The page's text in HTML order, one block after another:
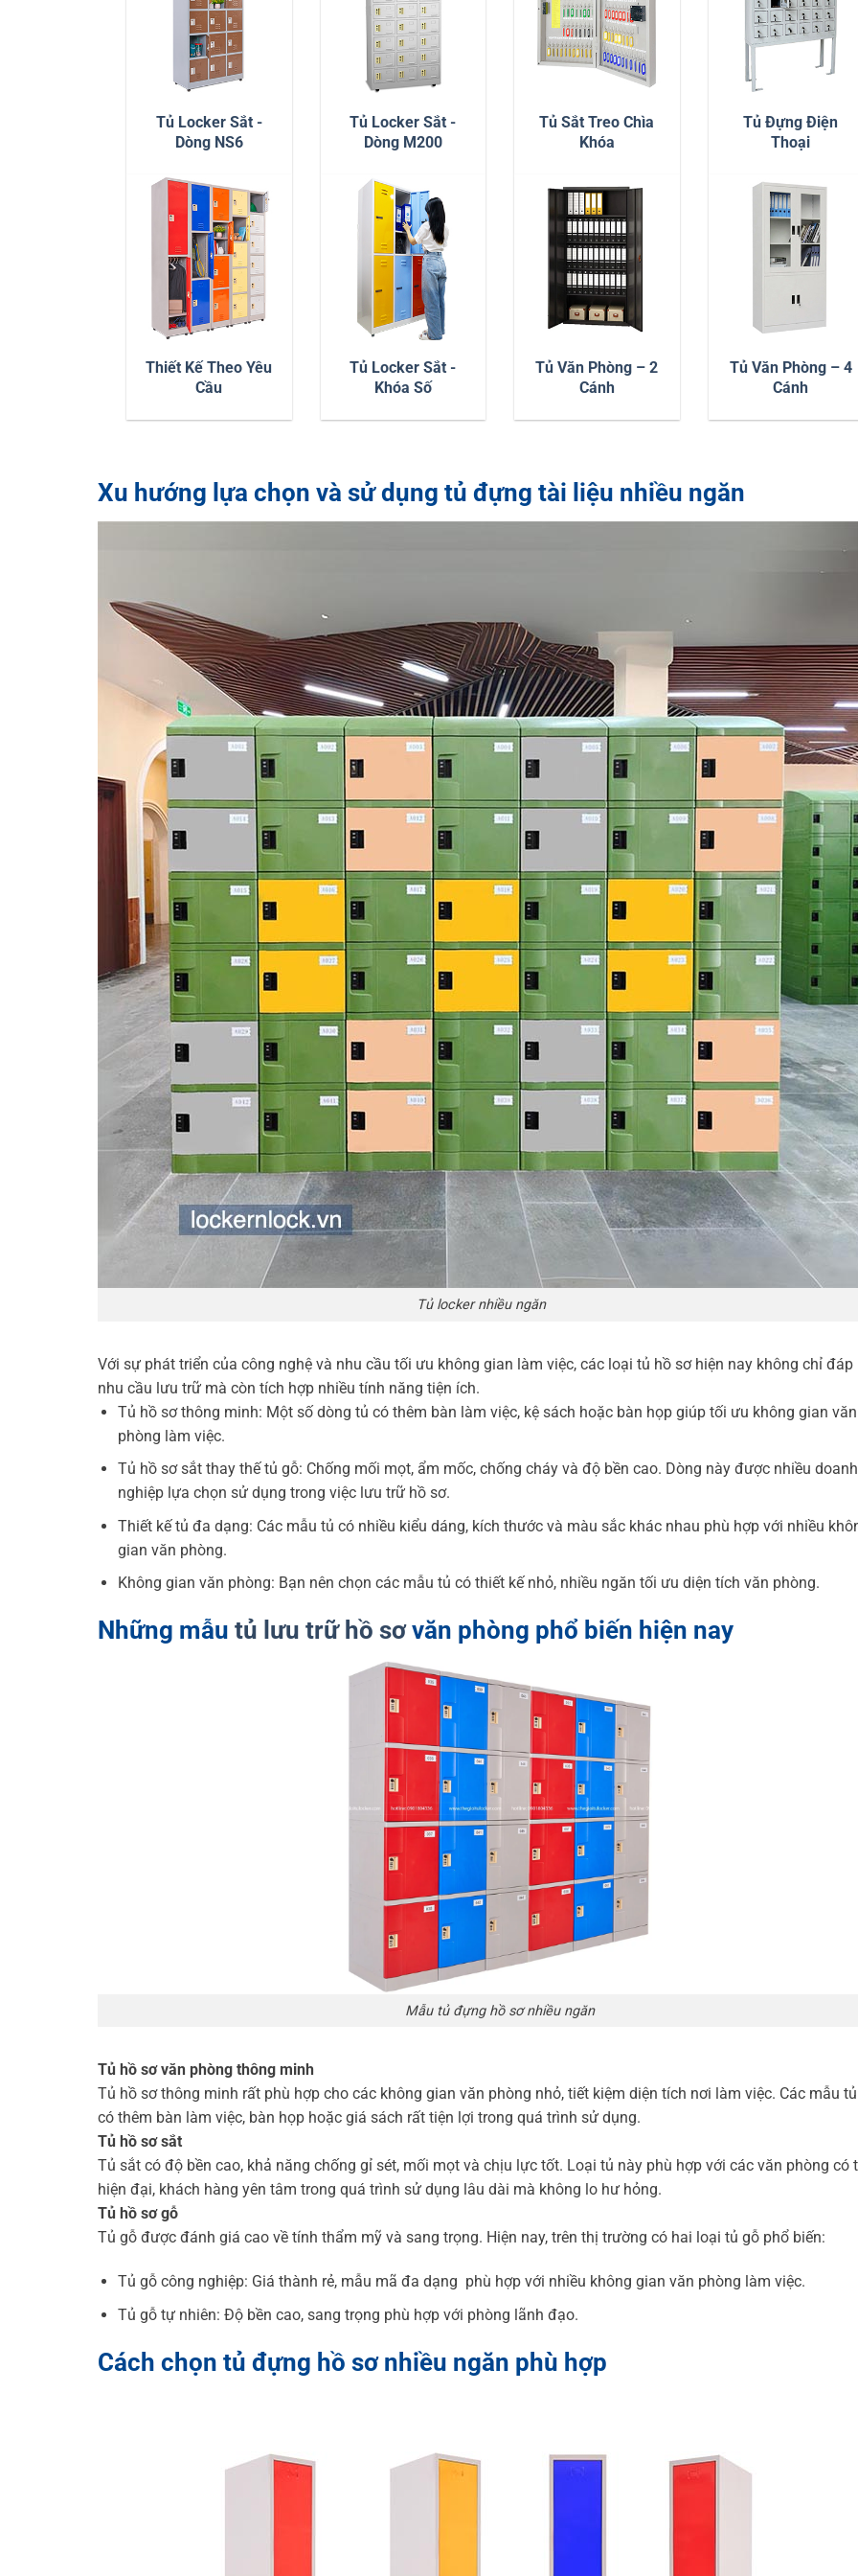
Tủ Locker Sắt -
Dòng NS6
Thiết Kế Theo Yêu
Cầu
Tủ Locker Sắt -
Dòng M200
Tủ Locker Sắt -
Khóa Số
Tủ Sắt Treo Chìa
Khóa
Tủ Văn Phòng – 2
Cánh
Tủ Đựng Điện
Thoại
Tủ Văn Phòng – 4
Cánh
Xu hướng lựa chọn và sử dụng tủ đựng tài liệu nhiều ngăn
Tủ locker nhiều ngăn
Với sự phát triển của công nghệ và nhu cầu tối ưu không gian làm việc, các loại tủ hồ sơ hiện nay không chỉ đáp
nhu cầu lưu trữ mà còn tích hợp nhiều tính năng tiện ích.
Tủ hồ sơ thông minh: Một số dòng tủ có thêm bàn làm việc, kệ sách hoặc bàn họp giúp tối ưu không gian văn
phòng làm việc.
Tủ hồ sơ sắt thay thế tủ gỗ: Chống mối mọt, ẩm mốc, chống cháy và độ bền cao. Dòng này được nhiều doanh
nghiệp lựa chọn sử dụng trong việc lưu trữ hồ sơ.
Thiết kế tủ đa dạng: Các mẫu tủ có nhiều kiểu dáng, kích thước và màu sắc khác nhau phù hợp với nhiều
gian văn phòng.
Không gian văn phòng: Bạn nên chọn các mẫu tủ có thiết kế nhỏ, nhiều ngăn tối ưu diện tích văn phòng.
Những mẫu tủ lưu trữ hồ sơvăn phòng phổ biến hiện nay
Mẫu tủ đựng hồ sơ nhiều ngăn
Tủ hồ sơ văn phòng thông minh
Tủ hồ sơ thông minh rất phù hợp cho các không gian văn phòng nhỏ, tiết kiệm diện tích nơi làm việc. Các mẫu
có thêm bàn làm việc, bàn họp hoặc giá sách rất tiện lợi trong quá trình sử dụng.
Tủ hồ sơ sắt
Tủ sắt có độ bền cao, khả năng chống gỉ sét, mối mọt và chịu lực tốt. Loại tủ này phù hợp với các văn phòng có
hiện đại, khách hàng yên tâm trong quá trình sử dụng lâu dài mà không lo hư hỏng.
Tủ hồ sơ gỗ
Tủ gỗ được đánh giá cao về tính thẩm mỹ và sang trọng. Hiện nay, trên thị trường có hai loại tủ gỗ phổ biến:
Tủ gỗ công nghiệp: Giá thành rẻ, mẫu mã đa dạng phù hợp với nhiều không gian văn phòng làm việc.
Tủ gỗ tự nhiên: Độ bền cao, sang trọng phù hợp với phòng lãnh đạo.
Cách chọn tủ đựng hồ sơ nhiều ngăn phù hợp